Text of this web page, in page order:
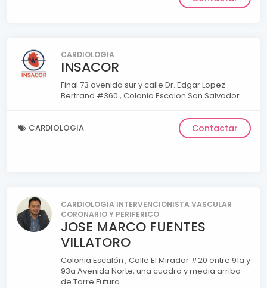
CARDIOLOGIA
INSACOR
Final 73 avenida sur y calle Dr. Edgar Lopez
Bertrand #360 , Colonia Escalon San Salvador
CARDIOLOGIA Contactar
CARDIOLOGIA INTERVENCIONISTA VASCULAR
CORONARIO Y PERIFERICO
JOSE MARCO FUENTES
VILLATORO
Colonia Escalón , Calle El Mirador #20 entre 91a y
93a Avenida Norte, una cuadra y media arriba
de Torre Futura